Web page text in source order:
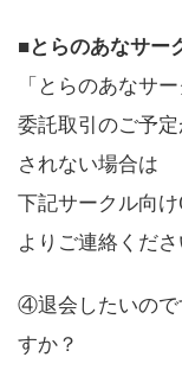
■とらのあなサー
「とらのあなサ
委託取引のご予
されない場合は
下記サークル向
よりご連絡くださ
④退会したいので
すか？